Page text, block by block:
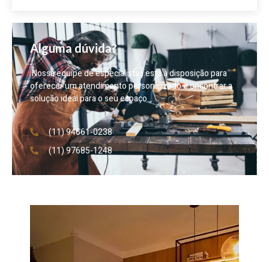
Alguma dúvida?
Nossa equipe de especialistas está à disposição para
oferecer um atendimento personalizado e encontrar a
solução ideal para o seu espaço.
(11) 94661-0238
(11) 97685-1248